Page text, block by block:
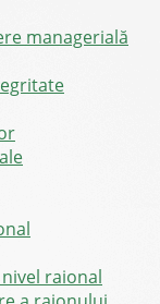
managerială
raional